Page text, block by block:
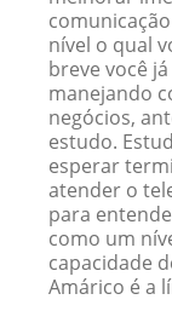
nível o qual
breve você
manejando
negócios,
estudo.
esperar
atender o
para
como um
capacidade
Amárico é a